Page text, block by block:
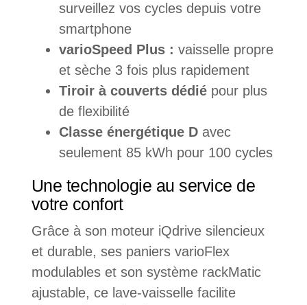
surveillez vos cycles depuis votre
smartphone
varioSpeed Plus : vaisselle propre
et sèche 3 fois plus rapidement
Tiroir à couverts dédiépour plus
de flexibilité
Classe énergétique Davec
seulement 85 kWh pour 100 cycles
Une technologie au service de
votre confort
Grâce à son moteur iQdrive silencieux
et durable, ses paniers varioFlex
modulables et son système rackMatic
ajustable, ce lave-vaisselle facilite